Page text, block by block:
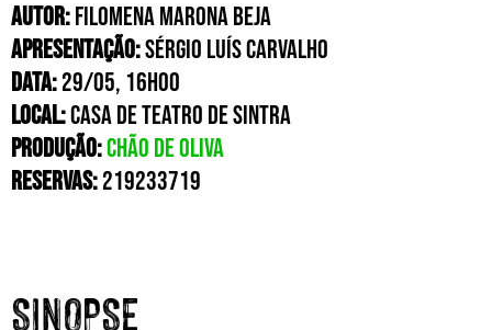
AUTOR:Filomena Marona Beja
APRESENTAÇÃO:Sérgio Luís Carvalho
DATA:29/05, 16H00
LOCAL:Casa de Teatro de Sintra
produção:Chão de Oliva
RESERVAS:219233719
SINOPSE